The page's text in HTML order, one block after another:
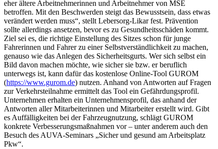
eher ältere Arbeitnehmerinnen und Arbeitnehmer von MSE
betroffen. Mit den Beschwerden steigt das Bewusstsein, dass etwas
verändert werden muss“, stellt Lebersorg-Likar fest. Prävention
sollte allerdings ansetzen, bevor es zu Gesundheitsschäden kommt.
Ziel sei es, die richtige Einstellung des Sitzes schon für junge
Fahrerinnen und Fahrer zu einer Selbstverständlichkeit zu machen,
genauso wie das Anlegen des Sicherheitsgurts. Wer sich selbst ein
Bild davon machen möchte, wie sicher sie bzw. er beruflich
unterwegs ist, kann dafür das kostenlose Online-Tool GUROM
(https://www.gurom.de) nutzen. Anhand von Antworten auf Fragen
zur Verkehrsteilnahme ermittelt das Tool ein Gefährdungsprofil.
Unternehmen erhalten ein Unternehmensprofil, das anhand der
Antworten aller Mitarbeiterinnen und Mitarbeiter erstellt wird. Gibt
es Auffälligkeiten bei der Fahrzeugnutzung, schlägt GUROM
konkrete Verbesserungsmaßnahmen vor – unter anderem auch den
Besuch des AUVA-Seminars „Sicher und gesund am Arbeitsplatz
Pkw“.